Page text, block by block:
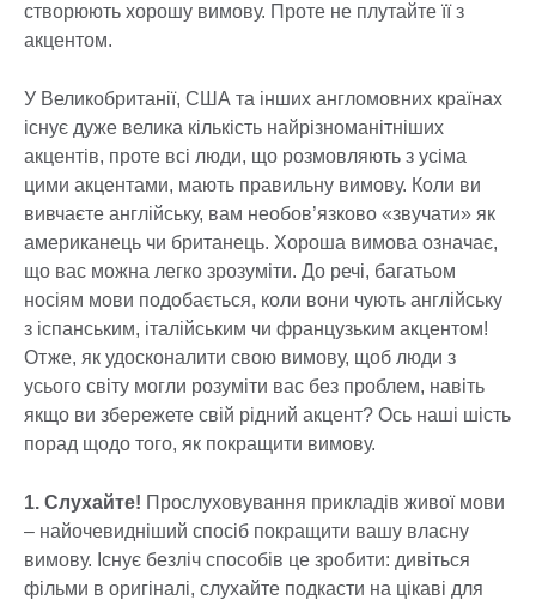
створюють хорошу вимову. Проте не плутайте її з
акцентом.
У Великобританії, США та інших англомовних країнах
існує дуже велика кількість найрізноманітніших
акцентів, проте всі люди, що розмовляють з усіма
цими акцентами, мають правильну вимову. Коли ви
вивчаєте англійську, вам необов’язково «звучати» як
американець чи британець. Хороша вимова означає,
що вас можна легко зрозуміти. До речі, багатьом
носіям мови подобається, коли вони чують англійську
з іспанським, італійським чи французьким акцентом!
Отже, як удосконалити свою вимову, щоб люди з
усього світу могли розуміти вас без проблем, навіть
якщо ви збережете свій рідний акцент? Ось наші шість
порад щодо того, як покращити вимову.
1. Слухайте! Прослуховування прикладів живої мови
– найочевидніший спосіб покращити вашу власну
вимову. Існує безліч способів це зробити: дивіться
фільми в оригіналі, слухайте подкасти на цікаві для